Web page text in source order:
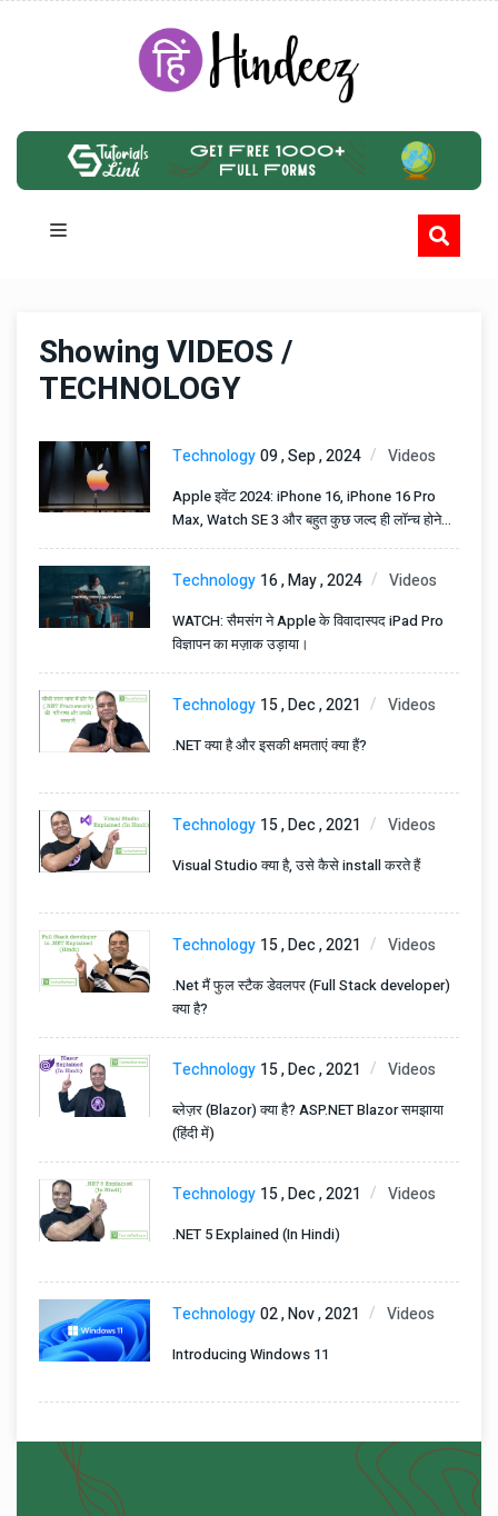
Showing VIDEOS /
TECHNOLOGY
Technology09 , Sep , 2024 Videos
Apple इवेंट 2024: iPhone 16, iPhone 16 Pro
Max, Watch SE 3 और बहुत कुछ जल्द ही लॉन्च होने
वाला है।
Technology 16 , May , 2024 Videos
WATCH: सैमसंग ने Apple के विवादास्पद iPad Pro
विज्ञापन का मज़ाक उड़ाया।
Technology 15 , Dec , 2021 Videos
.NET क्या है और इसकी क्षमताएं क्या हैं?
Technology 15 , Dec , 2021 Videos
Visual Studio क्या है, उसे कैसे install करते हैं
Technology 15 , Dec , 2021 Videos
.Net मैं फुल स्टैक डेवलपर (Full Stack developer)
क्या है?
Technology 15 , Dec , 2021 Videos
ब्लेज़र (Blazor) क्या है? ASP.NET Blazor समझाया
(हिंदी में)
Technology 15 , Dec , 2021 Videos
.NET 5 Explained (In Hindi)
Technology02 , Nov , 2021 Videos
Introducing Windows 11